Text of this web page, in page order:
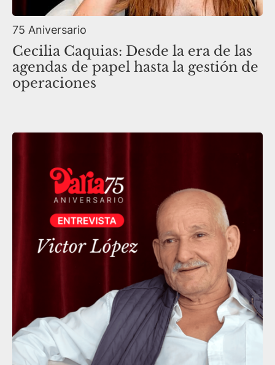
75 Aniversario
Cecilia Caquias: Desde la era de las
agendas de papel hasta la gestión de
operaciones